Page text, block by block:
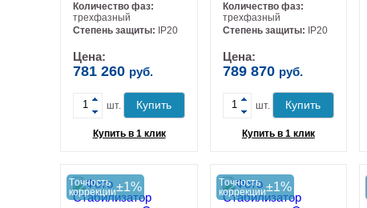
Количество фаз:
трехфазный
Степень защиты:
IP20
Цена:
781 260 руб.
-
+
шт. Купить
Купить в 1 клик
Количество фаз:
трехфазный
Степень защиты:
IP20
Цена:
789 870 руб.
-
+
шт. Купить
Купить в 1 клик
Tочность
коррекции±1%
Tочность
коррекции±1%